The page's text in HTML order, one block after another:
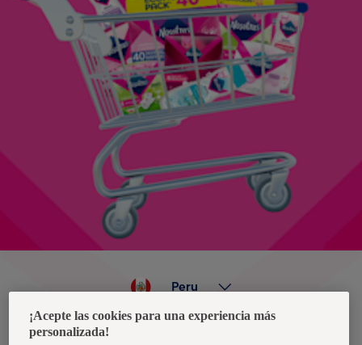
Política de privacidad de datos
Peru
¡Acepte las cookies para una experiencia más
personalizada!